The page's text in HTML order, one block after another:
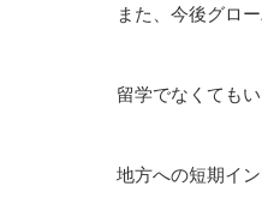
また、今後グロ
留学でなくてもい
地方への短期イ